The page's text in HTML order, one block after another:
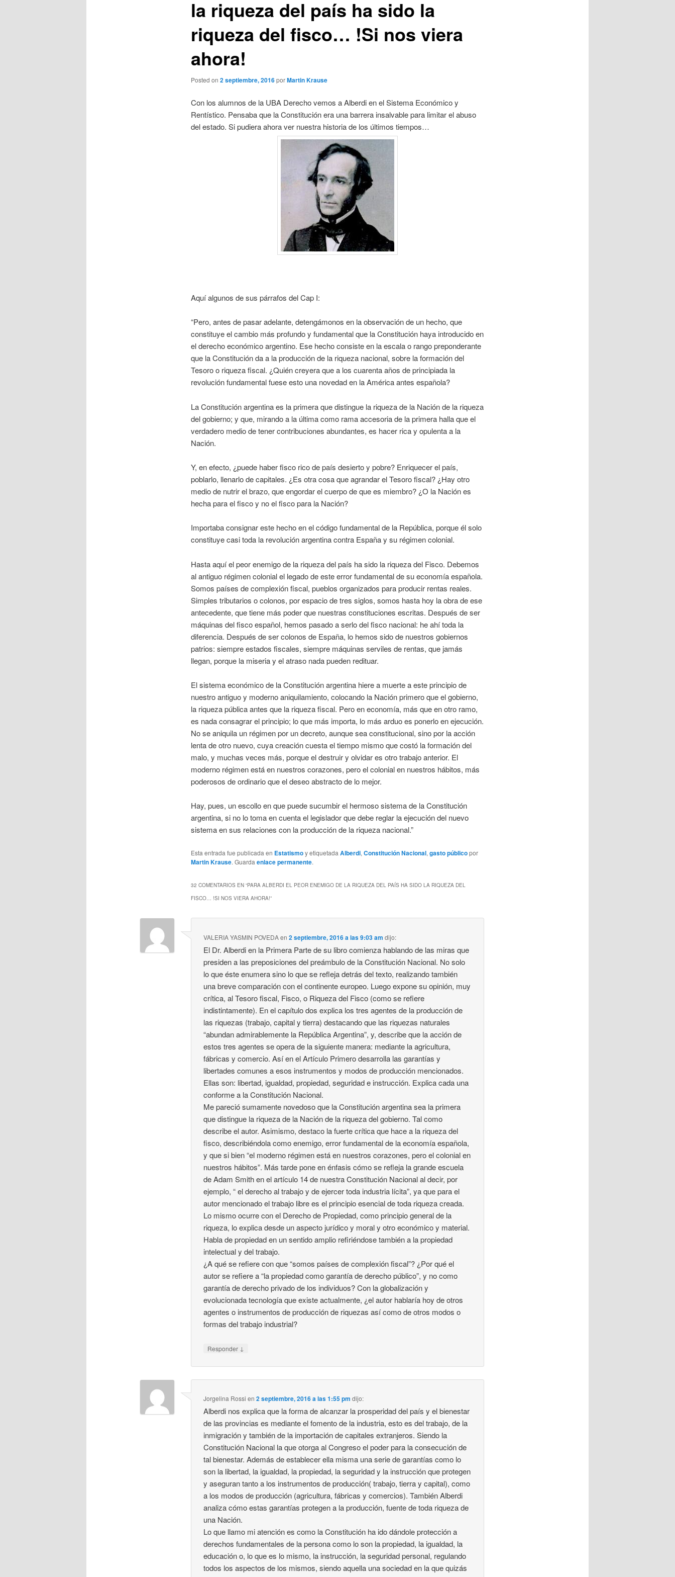
la riqueza del país ha sido la
riqueza del fisco… !Si nos viera
ahora!
Posted on 2 septiembre, 2016porMartin Krause
Con los alumnos de la UBA Derecho vemos a Alberdi en el Sistema Económico y
Rentístico. Pensaba que la Constitución era una barrera insalvable para limitar el abuso
del estado. Si pudiera ahora ver nuestra historia de los últimos tiempos…
Aquí algunos de sus párrafos del Cap I:
“Pero, antes de pasar adelante, detengámonos en la observación de un hecho, que
constituye el cambio más profundo y fundamental que la Constitución haya introducido en
el derecho económico argentino. Ese hecho consiste en la escala o rango preponderante
que la Constitución da a la producción de la riqueza nacional, sobre la formación del
Tesoro o riqueza fiscal. ¿Quién creyera que a los cuarenta años de principiada la
revolución fundamental fuese esto una novedad en la América antes española?
La Constitución argentina es la primera que distingue la riqueza de la Nación de la riqueza
del gobierno; y que, mirando a la última como rama accesoria de la primera halla que el
verdadero medio de tener contribuciones abundantes, es hacer rica y opulenta a la
Nación.
Y, en efecto, ¿puede haber fisco rico de país desierto y pobre? Enriquecer el país,
poblarlo, llenarlo de capitales. ¿Es otra cosa que agrandar el Tesoro fiscal? ¿Hay otro
medio de nutrir el brazo, que engordar el cuerpo de que es miembro? ¿O la Nación es
hecha para el fisco y no el fisco para la Nación?
Importaba consignar este hecho en el código fundamental de la República, porque él solo
constituye casi toda la revolución argentina contra España y su régimen colonial.
Hasta aquí el peor enemigo de la riqueza del país ha sido la riqueza del Fisco. Debemos
al antiguo régimen colonial el legado de este error fundamental de su economía española.
Somos países de complexión fiscal, pueblos organizados para producir rentas reales.
Simples tributarios o colonos, por espacio de tres siglos, somos hasta hoy la obra de ese
antecedente, que tiene más poder que nuestras constituciones escritas. Después de ser
máquinas del fisco español, hemos pasado a serlo del fisco nacional: he ahí toda la
diferencia. Después de ser colonos de España, lo hemos sido de nuestros gobiernos
patrios: siempre estados fiscales, siempre máquinas serviles de rentas, que jamás
llegan, porque la miseria y el atraso nada pueden redituar.
El sistema económico de la Constitución argentina hiere a muerte a este principio de
nuestro antiguo y moderno aniquilamiento, colocando la Nación primero que el gobierno,
la riqueza pública antes que la riqueza fiscal. Pero en economía, más que en otro ramo,
es nada consagrar el principio; lo que más importa, lo más arduo es ponerlo en ejecución.
No se aniquila un régimen por un decreto, aunque sea constitucional, sino por la acción
lenta de otro nuevo, cuya creación cuesta el tiempo mismo que costó la formación del
malo, y muchas veces más, porque el destruir y olvidar es otro trabajo anterior. El
moderno régimen está en nuestros corazones, pero el colonial en nuestros hábitos, más
poderosos de ordinario que el deseo abstracto de lo mejor.
Hay, pues, un escollo en que puede sucumbir el hermoso sistema de la Constitución
argentina, si no lo toma en cuenta el legislador que debe reglar la ejecución del nuevo
sistema en sus relaciones con la producción de la riqueza nacional.”
Esta entrada fue publicada en Estatismoy etiquetada Alberdi, Constitución Nacional, gasto públicopor
Martin Krause. Guarda enlace permanente.
32 COMENTARIOS EN “PARA ALBERDI EL PEOR ENEMIGO DE LA RIQUEZA DEL PAÍS HA SIDO LA RIQUEZA DEL
FISCO… !SI NOS VIERA AHORA!”
VALERIA YASMIN POVEDAen2 septiembre, 2016 a las 9:03 am dijo:
El Dr. Alberdi en la Primera Parte de su libro comienza hablando de las miras que
presiden a las preposiciones del preámbulo de la Constitución Nacional. No solo
lo que éste enumera sino lo que se refleja detrás del texto, realizando también
una breve comparación con el continente europeo. Luego expone su opinión, muy
crítica, al Tesoro fiscal, Fisco, o Riqueza del Fisco (como se refiere
indistintamente). En el capítulo dos explica los tres agentes de la producción de
las riquezas (trabajo, capital y tierra) destacando que las riquezas naturales
“abundan admirablemente la República Argentina”, y, describe que la acción de
estos tres agentes se opera de la siguiente manera: mediante la agricultura,
fábricas y comercio. Así en el Artículo Primero desarrolla las garantías y
libertades comunes a esos instrumentos y modos de producción mencionados.
Ellas son: libertad, igualdad, propiedad, seguridad e instrucción. Explica cada una
conforme a la Constitución Nacional.
Me pareció sumamente novedoso que la Constitución argentina sea la primera
que distingue la riqueza de la Nación de la riqueza del gobierno. Tal como
describe el autor. Asimismo, destaco la fuerte crítica que hace a la riqueza del
fisco, describiéndola como enemigo, error fundamental de la economía española,
y que si bien “el moderno régimen está en nuestros corazones, pero el colonial en
nuestros hábitos”. Más tarde pone en énfasis cómo se refleja la grande escuela
de Adam Smith en el artículo 14 de nuestra Constitución Nacional al decir, por
ejemplo, “ el derecho al trabajo y de ejercer toda industria lícita”, ya que para el
autor mencionado el trabajo libre es el principio esencial de toda riqueza creada.
Lo mismo ocurre con el Derecho de Propiedad, como principio general de la
riqueza, lo explica desde un aspecto jurídico y moral y otro económico y material.
Habla de propiedad en un sentido amplio refiriéndose también a la propiedad
intelectual y del trabajo.
¿A qué se refiere con que “somos países de complexión fiscal”? ¿Por qué el
autor se refiere a “la propiedad como garantía de derecho público”, y no como
garantía de derecho privado de los individuos? Con la globalización y
evolucionada tecnología que existe actualmente, ¿el autor hablaría hoy de otros
agentes o instrumentos de producción de riquezas así como de otros modos o
formas del trabajo industrial?
Responder ↓
Jorgelina Rossi en2 septiembre, 2016 a las 1:55 pm dijo:
Alberdi nos explica que la forma de alcanzar la prosperidad del país y el bienestar
de las provincias es mediante el fomento de la industria, esto es del trabajo, de la
inmigración y también de la importación de capitales extranjeros. Siendo la
Constitución Nacional la que otorga al Congreso el poder para la consecución de
tal bienestar. Además de establecer ella misma una serie de garantías como lo
son la libertad, la igualdad, la propiedad, la seguridad y la instrucción que protegen
y aseguran tanto a los instrumentos de producción( trabajo, tierra y capital), como
a los modos de producción (agricultura, fábricas y comercios). También Alberdi
analiza cómo estas garantías protegen a la producción, fuente de toda riqueza de
una Nación.
Lo que llamo mi atención es como la Constitución ha ido dándole protección a
derechos fundamentales de la persona como lo son la propiedad, la igualdad, la
educación o, lo que es lo mismo, la instrucción, la seguridad personal, regulando
todos los aspectos de los mismos, siendo aquella una sociedad en la que quizás